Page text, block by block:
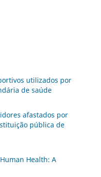
utilizados por
de saúde
afastados por
pública de
Health: A